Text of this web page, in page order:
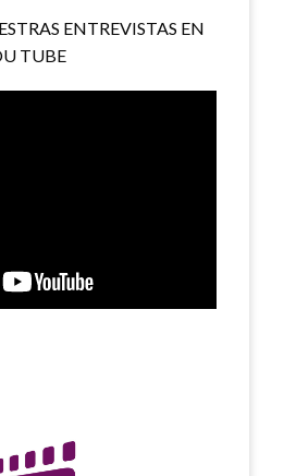
ENTREVISTAS EN
TUBE